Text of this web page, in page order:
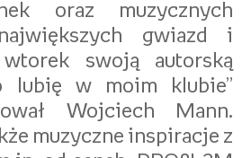
oraz muzycznych
gwiazd i
swoją autorską
lubię w moim klubie”
Wojciech Mann.
muzyczne inspiracje z